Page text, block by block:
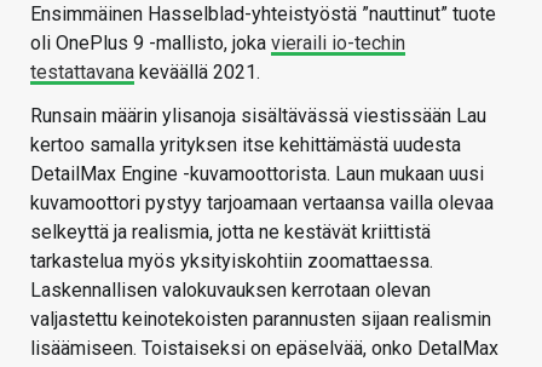
Ensimmäinen Hasselblad-yhteistyöstä ”nauttinut” tuote
oli OnePlus 9 -mallisto, joka vieraili io-techin
testattavana keväällä 2021.
Runsain määrin ylisanoja sisältävässä viestissään Lau
kertoo samalla yrityksen itse kehittämästä uudesta
DetailMax Engine -kuvamoottorista. Laun mukaan uusi
kuvamoottori pystyy tarjoamaan vertaansa vailla olevaa
selkeyttä ja realismia, jotta ne kestävät kriittistä
tarkastelua myös yksityiskohtiin zoomattaessa.
Laskennallisen valokuvauksen kerrotaan olevan
valjastettu keinotekoisten parannusten sijaan realismin
lisäämiseen. Toistaiseksi on epäselvää, onko DetalMax